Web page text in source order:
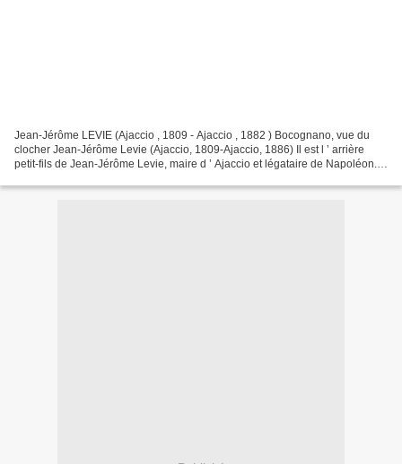
Jean-Jérôme LEVIE (Ajaccio , 1809 - Ajaccio , 1882 ) Bocognano, vue du
clocher Jean-Jérôme Levie (Ajaccio, 1809-Ajaccio, 1886) Il est l ’ arrière
petit-fils de Jean-Jérôme Levie, maire d ’ Ajaccio et légataire de Napoléon.